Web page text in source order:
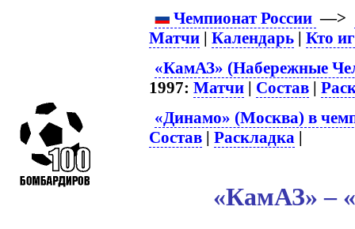
Чемпионат России —>
Матчи |Календарь |Кто
«КамАЗ» (Набережные
1997:Матчи | Состав |
«Динамо» (Москва) в
Состав |Раскладка |
«КамАЗ» –